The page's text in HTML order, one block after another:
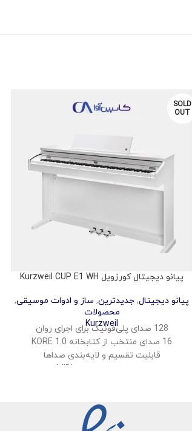
SOLD
OUT
پیانو دیجیتال کورزویل Kurzweil CUP E1 WH
پیانو دیجیتال, جدیدترین, ساز و ادوات موسیقی,
محصولات
Kurzweil
128 صدای پلی‌فونیک برای اجرای روان
16 صدای منتخب از کتابخانه KORE 1.0
قابلیت تقسیم و لایه‌بندی صداها